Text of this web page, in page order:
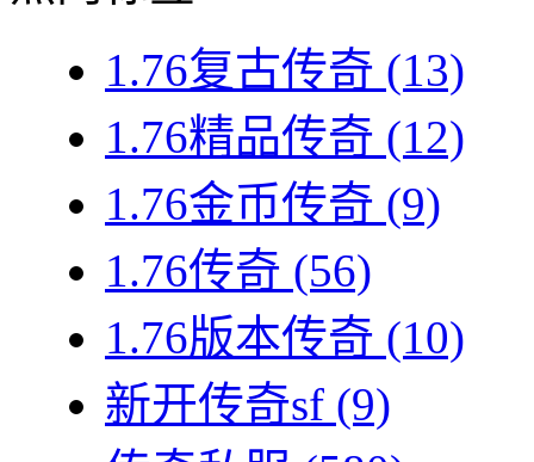
1.76复古传奇 (13)
1.76精品传奇 (12)
1.76金币传奇 (9)
1.76传奇 (56)
1.76版本传奇 (10)
新开传奇sf (9)